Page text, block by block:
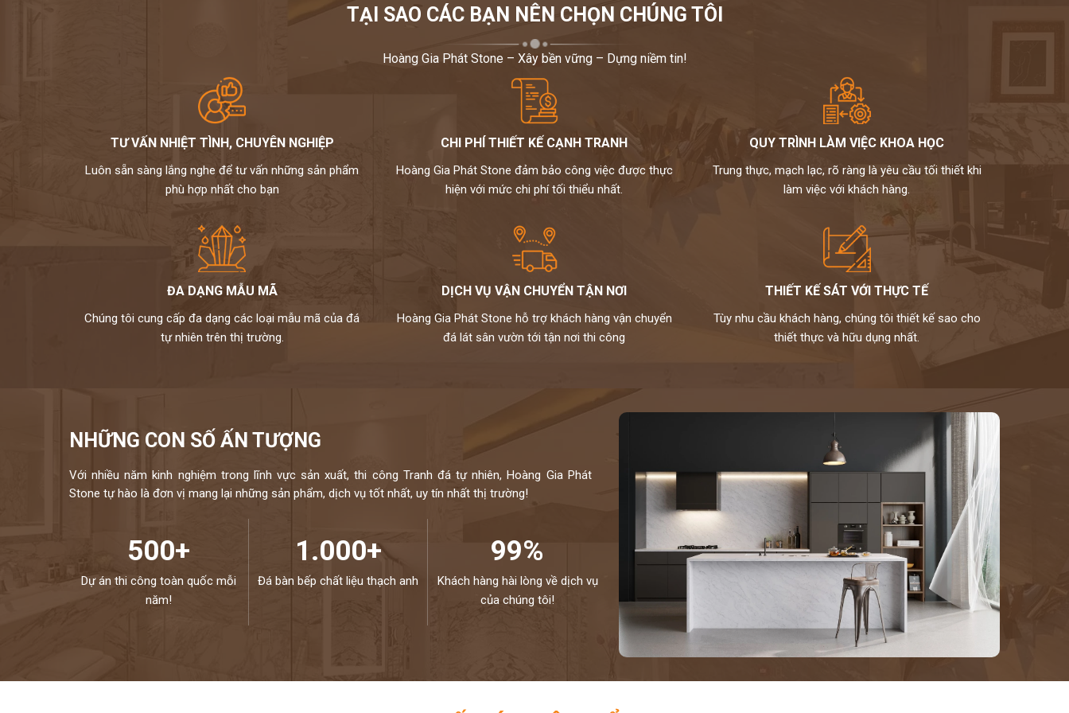
TẠI SAO CÁC BẠN NÊN CHỌN CHÚNG TÔI
Hoàng Gia Phát Stone – Xây bền vững – Dựng niềm tin!
TƯ VẤN NHIỆT TÌNH, CHUYÊN NGHIỆP
Luôn sẵn sàng lắng nghe để tư vấn những sản phẩm
phù hợp nhất cho bạn
CHI PHÍ THIẾT KẾ CẠNH TRANH
Hoàng Gia Phát Stone đảm bảo công việc được thực
hiện với mức chi phí tối thiểu nhất.
QUY TRÌNH LÀM VIỆC KHOA HỌC
Trung thực, mạch lạc, rõ ràng là yêu cầu tối thiết khi
làm việc với khách hàng.
ĐA DẠNG MẪU MÃ
Chúng tôi cung cấp đa dạng các loại mẫu mã của đá
tự nhiên trên thị trường.
DỊCH VỤ VẬN CHUYỂN TẬN NƠI
Hoàng Gia Phát Stone hỗ trợ khách hàng vận chuyển
đá lát sân vườn tới tận nơi thi công
THIẾT KẾ SÁT VỚI THỰC TẾ
Tùy nhu cầu khách hàng, chúng tôi thiết kế sao cho
thiết thực và hữu dụng nhất.
NHỮNG CON SỐ ẤN TƯỢNG
Với nhiều năm kinh nghiệm trong lĩnh vực sản xuất, thi công Tranh đá tự nhiên, Hoàng Gia Phát
Stone tự hào là đơn vị mang lại những sản phẩm, dịch vụ tốt nhất, uy tín nhất thị trường!
500+
Dự án thi công toàn quốc mỗi
năm!
1.000+
Đá bàn bếp chất liệu thạch anh
99%
Khách hàng hài lòng về dịch vụ
của chúng tôi!